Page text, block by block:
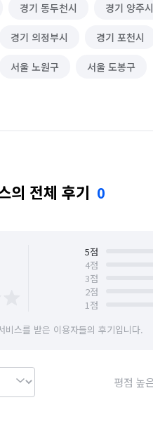
경기 동두천시 경기 양주시
경기 의정부시 경기 포천시
서울 노원구 서울 도봉구
의 전체 후기 0
5점
4점
3점
2점
1점
비스를 받은 이용자들의 후기입니다.